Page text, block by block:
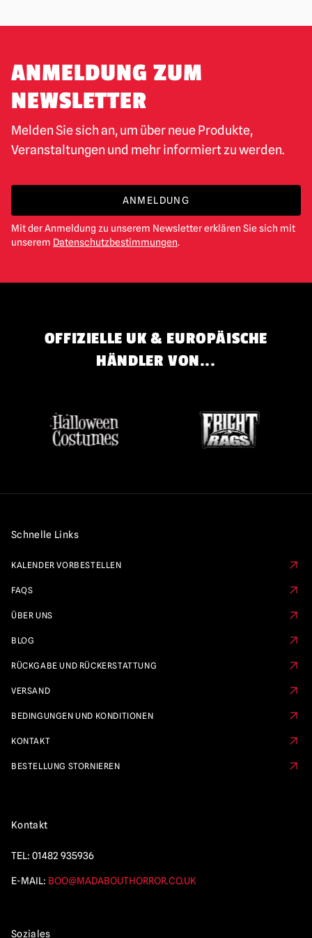
ANMELDUNG ZUM
NEWSLETTER
Melden Sie sich an, um über neue Produkte,
Veranstaltungen und mehr informiert zu werden.
ANMELDUNG
Mit der Anmeldung zu unserem Newsletter erklären Sie sich mit
unserem Datenschutzbestimmungen.
OFFIZIELLE UK & EUROPÄISCHE
HÄNDLER VON...
Schnelle Links
KALENDER VORBESTELLEN
FAQS
ÜBER UNS
BLOG
RÜCKGABE UND RÜCKERSTATTUNG
VERSAND
BEDINGUNGEN UND KONDITIONEN
KONTAKT
BESTELLUNG STORNIEREN
Kontakt
TEL: 01482 935936
E-MAIL: BOO@MADABOUTHORROR.CO.UK
Soziales